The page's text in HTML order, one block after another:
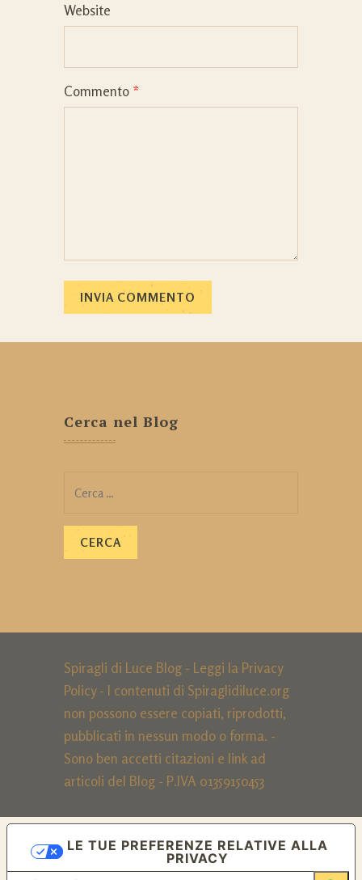
Website
Commento *
Cerca nel Blog
Spiragli di Luce Blog - Leggi la Privacy
Policy- I contenuti di Spiraglidiluce.org
non possono essere copiati, riprodotti,
pubblicati in nessun modo o forma. -
Sono ben accetti citazioni e link ad
articoli del Blog - P.IVA 01359150453
LE TUE PREFERENZE RELATIVE ALLA
PRIVACY